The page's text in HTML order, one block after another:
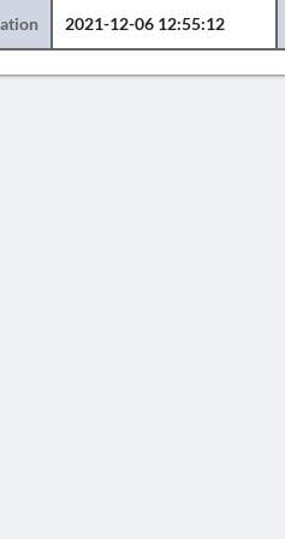
2021-12-06 12:55:12